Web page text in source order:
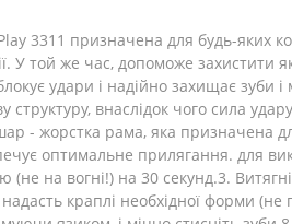
3311 призначена для будь-яких
У той же час, допоможе захистити
удари і надійно захищає
внаслідок чого сила
- жорстка рама, яка призначена
оптимальне прилягання. для
на вогні!) на 30 секунд.3.
надасть краплі необхідної форми